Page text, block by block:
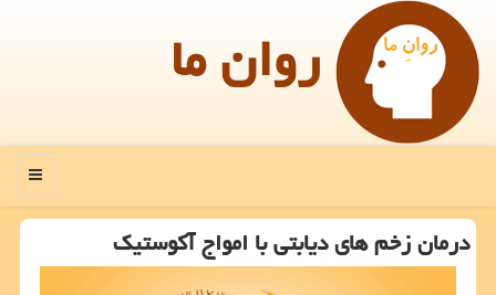
روان ما
منو
درمان زخم های دیابتی با امواج آكوستیك